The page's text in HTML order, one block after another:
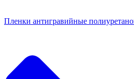
Пленки антигравийные